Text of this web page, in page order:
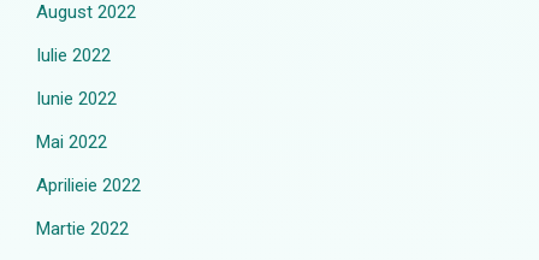
August 2022
Iulie 2022
Iunie 2022
Mai 2022
Aprilieie 2022
Martie 2022